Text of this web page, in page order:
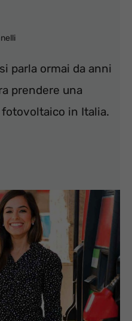
parla ormai da anni
prendere una
in Italia.